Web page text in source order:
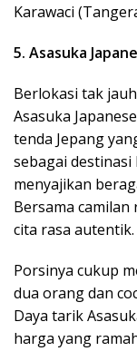
Karawaci
5. Asasuka
Berlokasi tak
Asasuka
tenda Jepang
sebagai destinasi
menyajikan
Bersama
cita rasa autentik.
Porsinya cukup
dua orang dan
Daya tarik
harga yang